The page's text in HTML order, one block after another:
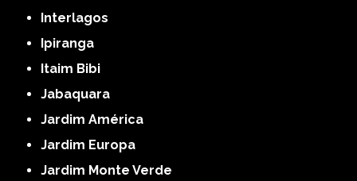
Interlagos
Ipiranga
Itaim Bibi
Jabaquara
Jardim América
Jardim Europa
Jardim Monte Verde